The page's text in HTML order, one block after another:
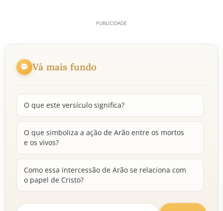
Vá mais fundo
O que este versículo significa?
O que simboliza a ação de Arão entre os mortos
e os vivos?
Como essa intercessão de Arão se relaciona com
o papel de Cristo?